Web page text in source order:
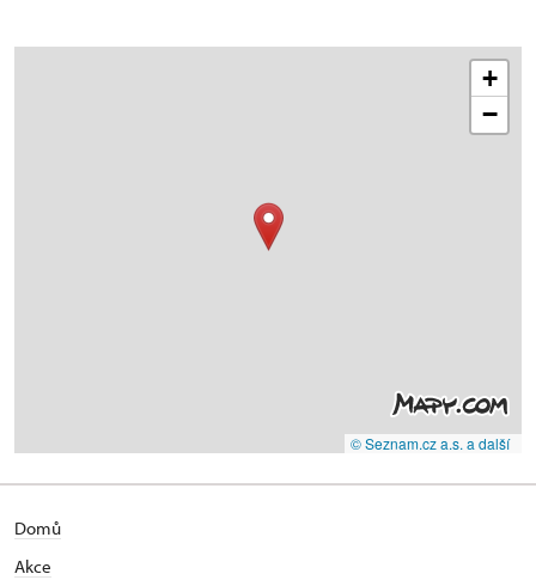
+
−
© Seznam.cz a.s. a další
Domů
Akce